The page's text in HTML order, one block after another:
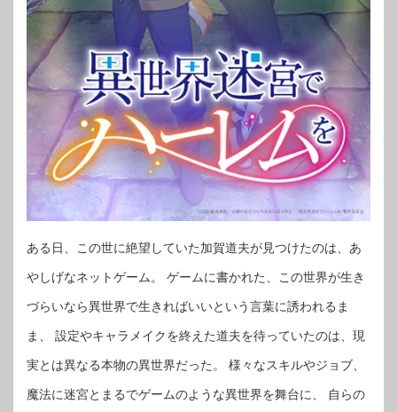
ある日、この世に絶望していた加賀道夫が見つけたのは、あ
やしげなネットゲーム。 ゲームに書かれた、この世界が生き
づらいなら異世界で生きればいいという言葉に誘われるま
ま、 設定やキャラメイクを終えた道夫を待っていたのは、現
実とは異なる本物の異世界だった。 様々なスキルやジョブ、
魔法に迷宮とまるでゲームのような異世界を舞台に、 自らの